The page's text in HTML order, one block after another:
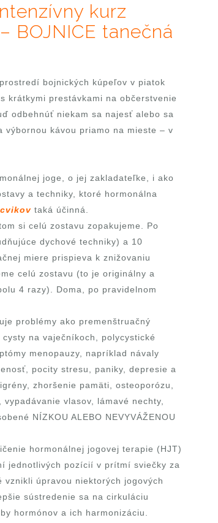
kurz
BOJNICE tanečná
bojnických kúpeľov v piatok
krátkymi prestávkami na občerstvenie
odbehnúť niekam sa najesť alebo sa
kávou priamo na mieste – v
joge, o jej zakladateľke, i ako
a techniky, ktoré hormonálna
taká účinná.
si celú zostavu zopakujeme. Po
dychové techniky) a 10
miere prispieva k znižovaniu
celú zostavu (to je originálny a
4 razy). Doma, po pravidelnom
problémy ako premenštruačný
na vaječníkoch, polycystické
menopauzy, napríklad návaly
pocity stresu, paniky, depresie a
zhoršenie pamäti, osteoporózu,
vlasov, lámavé nechty,
NÍZKOU ALEBO NEVYVÁŽENOU
hormonálnej jogovej terapie (HJT)
jednotlivých pozícií v prítmí sviečky za
úpravou niektorých jogových
sústredenie sa na cirkuláciu
hormónov a ich harmonizáciu.